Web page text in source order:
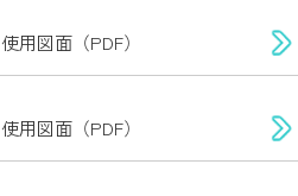
使用図面（PDF）
使用図面（PDF）